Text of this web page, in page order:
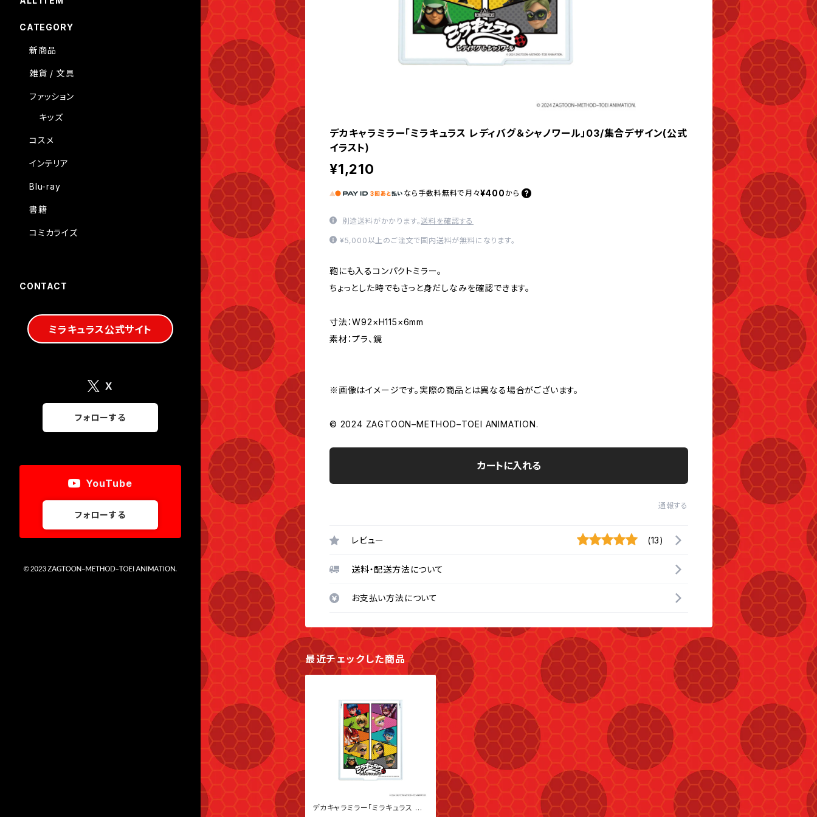
デカキャラミラー「ミラキュラス レディバグ＆シャノワール」03/集合デザイン(公式
イラスト)
¥1,210
なら 手数料無料で 月々¥400 から
別途送料がかかります。送料を確認する
¥5,000以上のご注文で国内送料が無料になります。
鞄にも入るコンパクトミラー。
ちょっとした時でもさっと身だしなみを確認できます。
寸法：W92×H115×6mm
素材：プラ、鏡
※画像はイメージです。実際の商品とは異なる場合がございます。
© 2024 ZAGTOON–METHOD–TOEI ANIMATION.
カートに入れる
通報する
レビュー (13)
送料・配送方法について
お支払い方法について
最近チェックした商品
デカキャラミラー「ミラキュラス レ
CATEGORY
新商品
雑貨 / 文具
ファッション
キッズ
コスメ
インテリア
Blu-ray
書籍
コミカライズ
CONTACT
ミラキュラス公式サイト
X
フォローする
YouTube
フォローする